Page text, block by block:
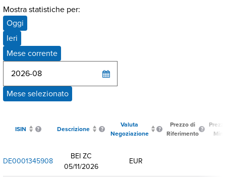
Mostra statistiche per:
Oggi
Ieri
Mese corrente
Mese selezionato
ISIN Descrizione
Valuta
Negoziazione
Prezzo di
Riferimento
Min
DE0001345908
BEI ZC
05/11/2026
EUR